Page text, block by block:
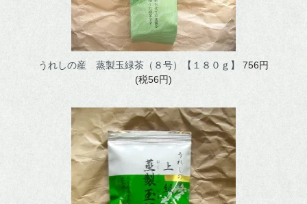
うれしの産 蒸製玉緑茶（８号）【１８０ｇ】
756円
(税56円)